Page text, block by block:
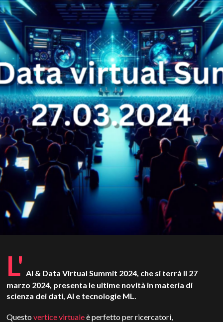
L' AI & Data Virtual Summit 2024, che si terrà il 27
marzo 2024, presenta le ultime novità in materia di
scienza dei dati, AI e tecnologie ML.
Questovertice virtualeè perfetto per ricercatori,